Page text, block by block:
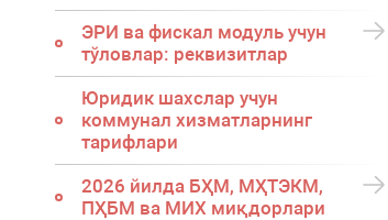
ЭРИ ва фискал модуль учун
тўловлар: реквизитлар
Юридик шахслар учун
коммунал хизматларнинг
тарифлари
2026 йилда БҲМ, МҲТЭКМ,
ПҲБМ ва МИХ миқдорлари